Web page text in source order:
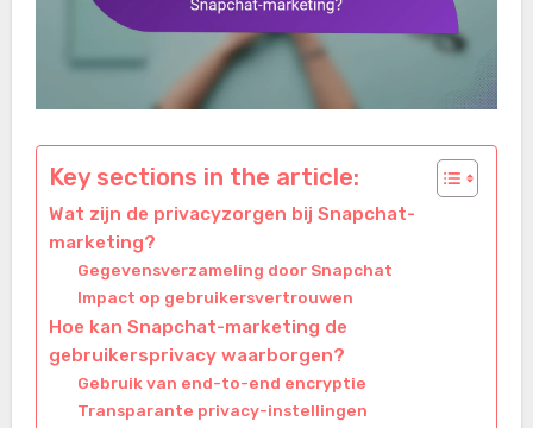
Key sections in the article:
Wat zijn de privacyzorgen bij Snapchat-
marketing?
Gegevensverzameling door Snapchat
Impact op gebruikersvertrouwen
Hoe kan Snapchat-marketing de
gebruikersprivacy waarborgen?
Gebruik van end-to-end encryptie
Transparante privacy-instellingen